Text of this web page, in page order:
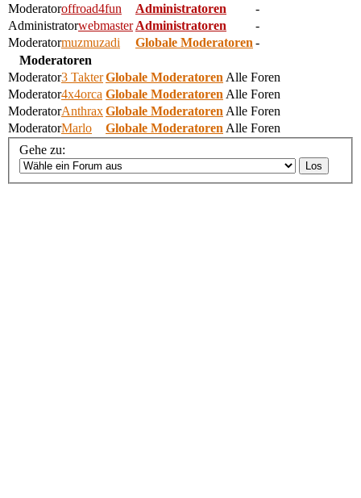
Moderatoroffroad4fun Administratoren
-
Administratorwebmaster Administratoren
-
Moderatormuzmuzadi Globale Moderatoren -
Moderatoren
Moderator3 TakterGlobale Moderatoren Alle Foren
Moderator4x4orca Globale Moderatoren Alle Foren
ModeratorAnthraxGlobale Moderatoren Alle Foren
ModeratorMarlo Globale Moderatoren Alle Foren
Gehe zu: